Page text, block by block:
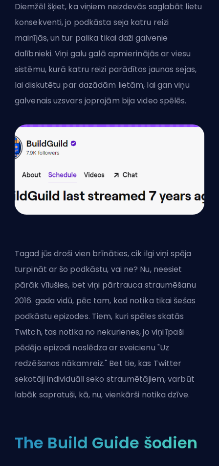
Diemžēl šķiet, ka viņiem neizdevās saglabāt lietu
konsekventi, jo podkāsta seja katru reizi
mainījās, un tur palika tikai daži galvenie
dalībnieki. Viņi galu galā apmierinājās ar viesu
sistēmu, kurā katru reizi parādītos jaunas sejas,
lai diskutētu par dazādām lietām, lai gan viņu
galvenais uzsvars joprojām bija video spēlēs.
Tagad jūs droši vien brīnāties, cik ilgi viņi spēja
turpināt ar šo podkāstu, vai ne? Nu, neesiet
pārāk vīlušies, bet viņi pārtrauca straumēšanu
2016. gada vidū, pēc tam, kad notika tikai šešas
podkāstu epizodes. Tiem, kuri spēles skatās
Twitch, tas notika no nekurienes, jo viņi īpaši
pēdējo epizodi noslēdza ar sveicienu "Uz
redzēšanos nākamreiz." Bet tie, kas Twitter
sekotāji individuāli seko straumētājiem, varbūt
labāk sapratuši, kā, nu, vienkārši notika dzīve.
The Build Guide šodien